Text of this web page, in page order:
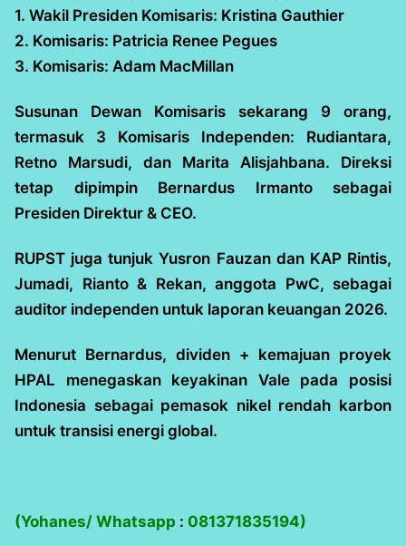
1. Wakil Presiden Komisaris: Kristina Gauthier
2. Komisaris: Patricia Renee Pegues
3. Komisaris: Adam MacMillan
Susunan Dewan Komisaris sekarang 9 orang,
termasuk 3 Komisaris Independen: Rudiantara,
Retno Marsudi, dan Marita Alisjahbana. Direksi
tetap dipimpin Bernardus Irmanto sebagai
Presiden Direktur & CEO.
RUPST juga tunjuk Yusron Fauzan dan KAP Rintis,
Jumadi, Rianto & Rekan, anggota PwC, sebagai
auditor independen untuk laporan keuangan 2026.
Menurut Bernardus, dividen + kemajuan proyek
HPAL menegaskan keyakinan Vale pada posisi
Indonesia sebagai pemasok nikel rendah karbon
untuk transisi energi global.
(Yohanes/ Whatsapp : 081371835194)